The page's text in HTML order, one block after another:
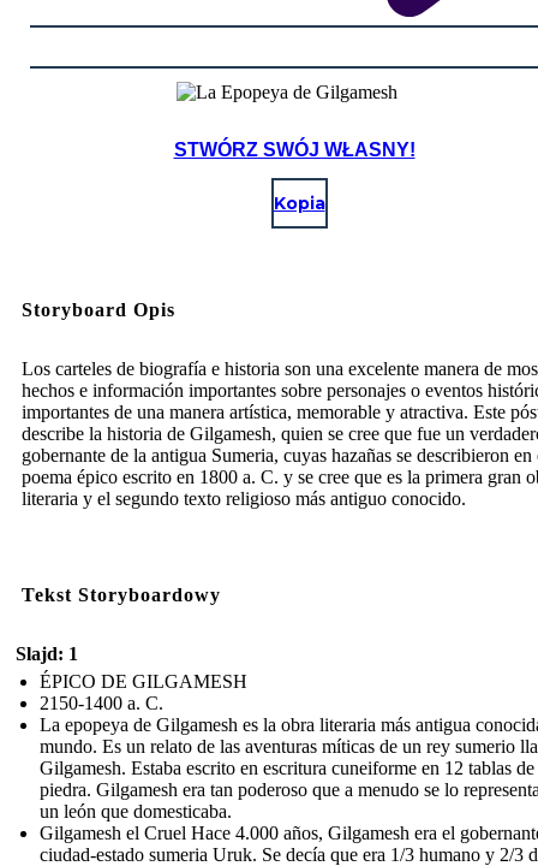
STWÓRZ SWÓJ WŁASNY!
Kopia
Storyboard Opis
Los carteles de biografía e historia son una excelente manera de
hechos e información importantes sobre personajes o eventos
importantes de una manera artística, memorable y atractiva. Este
describe la historia de Gilgamesh, quien se cree que fue un
gobernante de la antigua Sumeria, cuyas hazañas se describieron en
poema épico escrito en 1800 a. C. y se cree que es la primera gran
literaria y el segundo texto religioso más antiguo conocido.
Tekst Storyboardowy
Slajd: 1
ÉPICO DE GILGAMESH
2150-1400 a. C.
La epopeya de Gilgamesh es la obra literaria más antigua
mundo. Es un relato de las aventuras míticas de un rey sumerio
Gilgamesh. Estaba escrito en escritura cuneiforme en 12 tablas de
piedra. Gilgamesh era tan poderoso que a menudo se lo
un león que domesticaba.
Gilgamesh el Cruel Hace 4.000 años, Gilgamesh era el
ciudad-estado sumeria Uruk. Se decía que era 1/3 humano y 2/3